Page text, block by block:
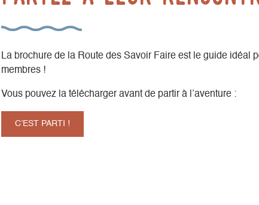
La brochure de la Route des Savoir Faire est le guide idéal
membres !
Vous pouvez la télécharger avant de partir à l’aventure :
C’EST PARTI !